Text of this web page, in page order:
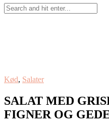
Kød, Salater
SALAT MED
FIGNER OG